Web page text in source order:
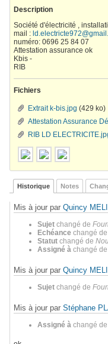
Description
Société d'électricité ,
mail :
numéro: 0696 25 84 07
Attestation assurance ok
Kbis -
RIB
Fichiers
Extrait k-bis.jpg (429 ko)
Attestation Assurance
RIB LD
Historique Notes
Mis à jour par Quincy
Sujet changé de
Echéance changé de
Statut changé de
Assigné à changé de
Mis à jour par Quincy
Sujet changé de
Mis à jour par Stéphane
Assigné à changé de